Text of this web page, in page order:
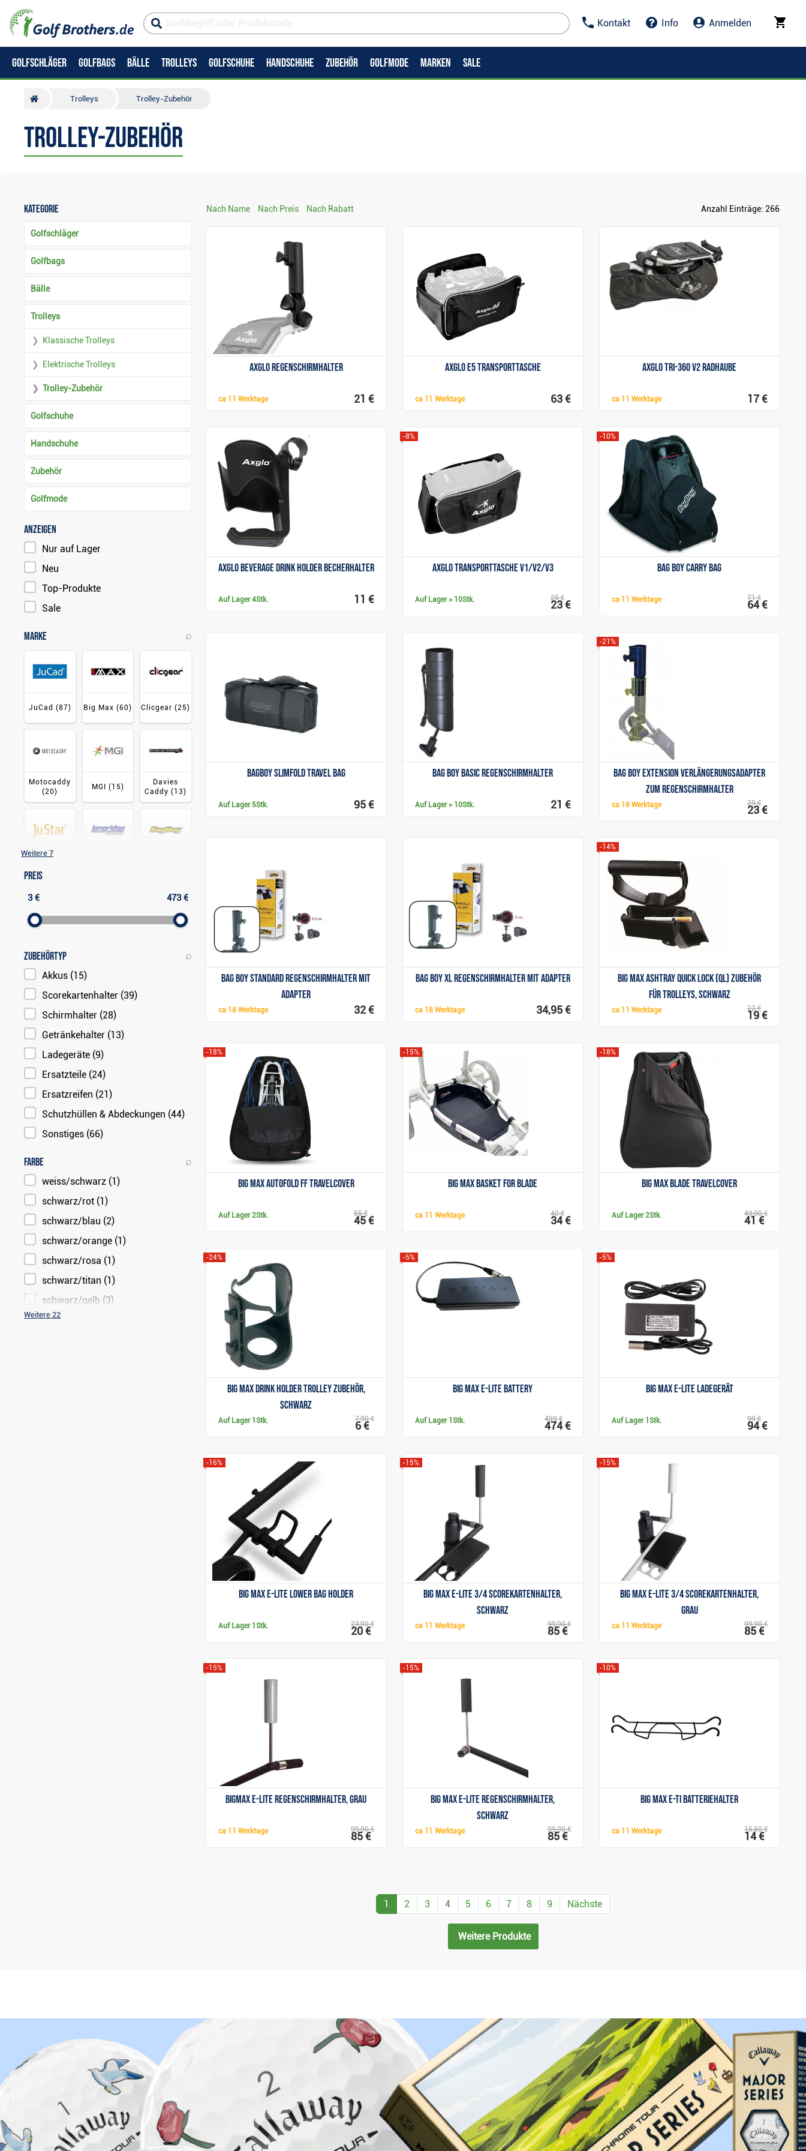
Kontakt Info Anmelden
GOLFSCHLÄGER GOLFBAGS BÄLLE TROLLEYS GOLFSCHUHE HANDSCHUHE ZUBEHÖR GOLFMODE MARKEN SALE
Trolleys Trolley-Zubehör
Trolley-Zubehör
Nach Name Nach Preis Nach Rabatt Anzahl Einträge: 266
Axglo Regenschirmhalter
ca 11 Werktage 21 €
Anzeigen
Axglo e5 Transporttasche
ca 11 Werktage 63 €
Anzeigen
Axglo Tri-360 V2 Radhaube
ca 11 Werktage 17 €
Anzeigen
Axglo Beverage Drink Holder Becherhalter
Auf Lager4Stk. 11 €
Anzeigen
Axglo Transporttasche V1/V2/V3
-8%
Auf Lager> 10Stk. 25 €
23 €
Anzeigen
Bag Boy Carry Bag
-10%
ca 11 Werktage 71 €
64 €
Anzeigen
BagBoy Slimfold Travel Bag
Auf Lager 5Stk. 95 €
Bag Boy Basic Regenschirmhalter
Auf Lager> 10Stk. 21 €
Bag Boy Extension Verlängerungsadapter
zum Regenschirmhalter
-21%
ca 18 Werktage 29 €
23 €
Bag Boy Standard Regenschirmhalter mit
Adapter
ca 18 Werktage 32 €
Anzeigen
Bag Boy XL Regenschirmhalter mit Adapter
ca 18 Werktage 34,95 €
Anzeigen
Big Max Ashtray Quick Lock (QL) Zubehör
für Trolleys, schwarz
-14%
ca 11 Werktage 22 €
19 €
Anzeigen
Big Max Autofold FF Travelcover
-18%
Auf Lager2Stk. 55 €
45 €
Anzeigen
Big Max Basket for Blade
-15%
ca 11 Werktage 40 €
34 €
Anzeigen
Big Max Blade Travelcover
-18%
Auf Lager2Stk. 49,90 €
41 €
Anzeigen
Big Max Drink Holder Trolley Zubehör,
schwarz
-24%
Auf Lager 1Stk. 7,90 €
6 €
Anzeigen
Big Max e-Lite Battery
-5%
Auf Lager 1Stk. 499 €
474 €
Big Max e-Lite Ladegerät
-5%
Auf Lager 1Stk. 99 €
94 €
Anzeigen
Big Max e-Lite Lower Bag Holder
-16%
Auf Lager 1Stk. 23,90 €
20 €
Anzeigen
Big Max e-Lite 3/4 Scorekartenhalter,
schwarz
-15%
ca 11 Werktage 99,90 €
85 €
Big Max e-Lite 3/4 Scorekartenhalter,
grau
-15%
ca 11 Werktage 99,90 €
85 €
BigMax e-Lite Regenschirmhalter, grau
-15%
ca 11 Werktage 99,90 €
85 €
Big Max e-Lite Regenschirmhalter,
schwarz
-15%
ca 11 Werktage 99,90 €
85 €
Big Max e-Ti Batteriehalter
-10%
ca 11 Werktage 15,50 €
14 €
1 2 3 4 5 6 7 8 9 Nächste
Weitere Produkte
Kategorie
Golfschläger
Golfbags
Bälle
Trolleys
Klassische Trolleys
Elektrische Trolleys
Trolley-Zubehör
Golfschuhe
Handschuhe
Zubehör
Golfmode
Anzeigen
Nur auf Lager
Neu
Top-Produkte
Sale
Marke ⌕
JuCad (87) Big Max(60) Clicgear(25)
Motocaddy
(20)
MGI (15)
Davies
Caddy(13)
Weitere 7
Preis
3 € 473 €
Zubehörtyp ⌕
Akkus (15)
Scorekartenhalter (39)
Schirmhalter (28)
Getränkehalter (13)
Ladegeräte (9)
Ersatzteile (24)
Ersatzreifen (21)
Schutzhüllen & Abdeckungen (44)
Sonstiges (66)
Farbe ⌕
weiss/schwarz (1)
schwarz/rot (1)
schwarz/blau (2)
schwarz/orange (1)
schwarz/rosa (1)
schwarz/titan (1)
schwarz/gelb (3)
Weitere 22
Warum bei Golfbrothers.de kaufen?